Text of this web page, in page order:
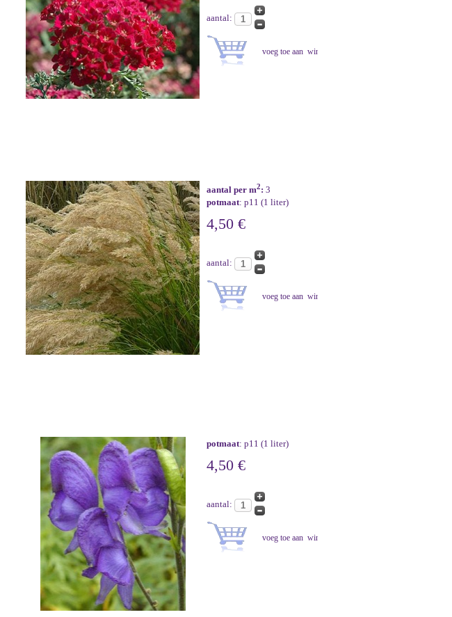
aantal:
aantal per m2: 3
potmaat: p11 (1 liter)
4,50 €
aantal:
potmaat: p11 (1 liter)
4,50 €
aantal: